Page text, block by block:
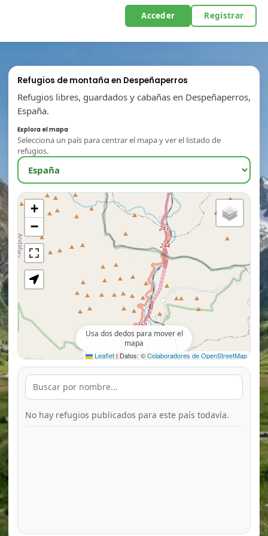
Acceder Registrar
Refugios de montaña en Despeñaperros
Refugios libres, guardados y cabañas en Despeñaperros,
España.
Explora el mapa
Selecciona un país para centrar el mapa y ver el listado de
refugios.
+
−
Leaflet |Datos: ©Colaboradores de OpenStreetMap
Usa dos dedos para mover el
mapa
No hay refugios publicados para este país todavía.